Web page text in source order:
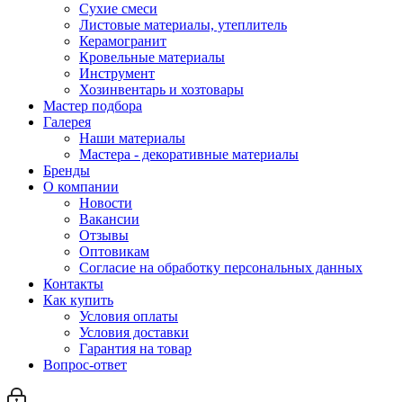
Сухие смеси
Листовые материалы, утеплитель
Керамогранит
Кровельные материалы
Инструмент
Хозинвентарь и хозтовары
Мастер подбора
Галерея
Наши материалы
Мастера - декоративные материалы
Бренды
О компании
Новости
Вакансии
Отзывы
Оптовикам
Cогласие на обработку персональных данных
Контакты
Как купить
Условия оплаты
Условия доставки
Гарантия на товар
Вопрос-ответ